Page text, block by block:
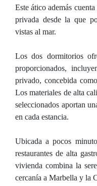
Este ático además
privada desde la que
vistas al mar.
Los dos dormitorios
proporcionados,
privado, concebida
Los materiales de alta
seleccionados aportan
en cada estancia.
Ubicada a pocos
restaurantes de alta
vivienda combina la
cercanía a Marbella y la